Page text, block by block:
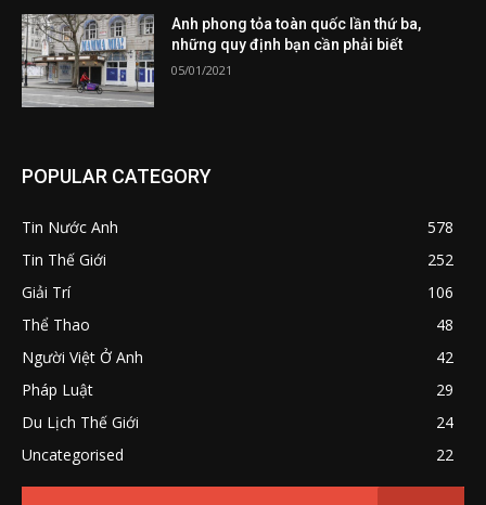
Anh phong tỏa toàn quốc lần thứ ba,
những quy định bạn cần phải biết
05/01/2021
POPULAR CATEGORY
Tin Nước Anh
578
Tin Thế Giới
252
Giải Trí
106
Thể Thao
48
Người Việt Ở Anh
42
Pháp Luật
29
Du Lịch Thế Giới
24
Uncategorised
22